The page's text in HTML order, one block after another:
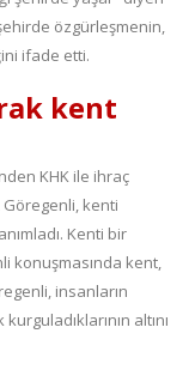
özgürleşmenin,
ifade etti.
kent
KHK ile ihraç
Göregenli, kenti
Kenti bir
konuşmasında kent,
insanların
altını